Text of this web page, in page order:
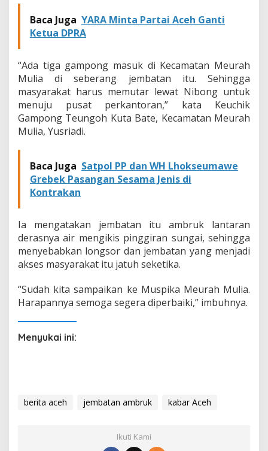
h
U
a
Baca Juga YARA Minta Partai Aceh Ganti
Ketua DPRA
“Ada tiga gampong masuk di Kecamatan Meurah
Mulia di seberang jembatan itu. Sehingga
masyarakat harus memutar lewat Nibong untuk
menuju pusat perkantoran,” kata Keuchik
Gampong Teungoh Kuta Bate, Kecamatan Meurah
Mulia, Yusriadi.
Baca Juga Satpol PP dan WH Lhokseumawe
Grebek Pasangan Sesama Jenis di
Kontrakan
Ia mengatakan jembatan itu ambruk lantaran
derasnya air mengikis pinggiran sungai, sehingga
menyebabkan longsor dan jembatan yang menjadi
akses masyarakat itu jatuh seketika.
“Sudah kita sampaikan ke Muspika Meurah Mulia.
Harapannya semoga segera diperbaiki,” imbuhnya.
Menyukai ini:
berita aceh jembatan ambruk kabar Aceh
Ikuti Kami